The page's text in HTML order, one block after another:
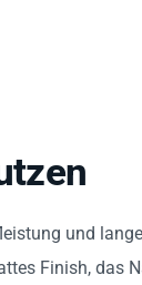
und
Finish, das